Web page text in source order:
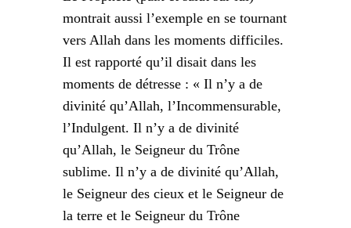
montrait aussi l’exemple en se tournant
vers Allah dans les moments difficiles.
Il est rapporté qu’il disait dans les
moments de détresse : « Il n’y a de
divinité qu’Allah, l’Incommensurable,
l’Indulgent. Il n’y a de divinité
qu’Allah, le Seigneur du Trône
sublime. Il n’y a de divinité qu’Allah,
le Seigneur des cieux et le Seigneur de
la terre et le Seigneur du Trône